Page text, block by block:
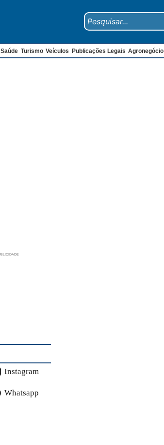
Saúde Turismo Veículos Publicações Legais Agronegócio
Instagram
Whatsapp